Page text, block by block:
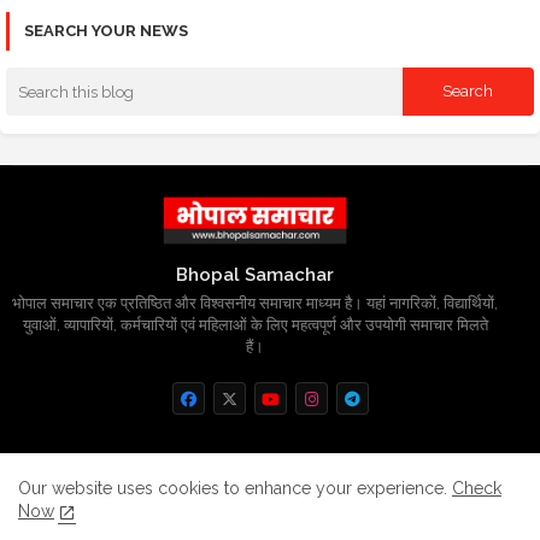
SEARCH YOUR NEWS
Bhopal Samachar
भोपाल समाचार एक प्रतिष्ठित और विश्वसनीय समाचार माध्यम है। यहां नागरिकों, विद्यार्थियों,
युवाओं, व्यापारियों, कर्मचारियों एवं महिलाओं के लिए महत्वपूर्ण और उपयोगी समाचार मिलते
हैं।
Home About Contact us
Privacy Policy
Our website uses cookies to enhance your experience. Check
Now